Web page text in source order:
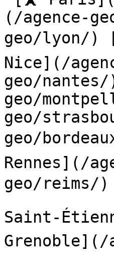
(/agence-
geo/lyon/)
Nice](/
geo/
geo/
geo/
geo/
Rennes](/
geo/reims/
Saint-